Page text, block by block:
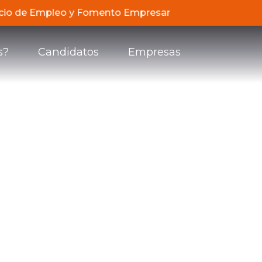
Empleo y Fomento Empresarial de
Candidatos Empresas